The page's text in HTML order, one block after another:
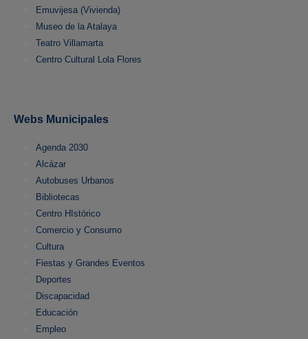
Emuvijesa (Vivienda)
Museo de la Atalaya
Teatro Villamarta
Centro Cultural Lola Flores
Webs Municipales
Agenda 2030
Alcázar
Autobuses Urbanos
Bibliotecas
Centro HIstórico
Comercio y Consumo
Cultura
Fiestas y Grandes Eventos
Deportes
Discapacidad
Educación
Empleo